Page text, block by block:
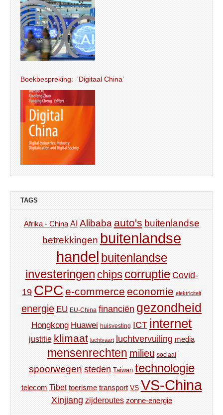
Boekbespreking: ‘Digitaal China’
TAGS
Afrika - China AI Alibaba auto's buitenlandse
betrekkingen buitenlandse
handel buitenlandse
investeringen chips corruptie Covid-
19 CPC e-commerce economie elektriciteit
energie EU EU-China financiën gezondheid
Hongkong Huawei huisvesting ICT internet
justitie klimaat luchtvaart luchtvervuiling media
mensenrechten milieu sociaal
spoorwegen steden Taiwan technologie
telecom Tibet toerisme transport VS VS-China
Xinjiang zijderoutes zonne-energie